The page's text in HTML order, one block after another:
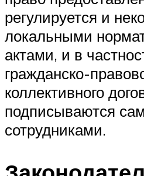
регулируется и
локальными
актами, и в
гражданско-
коллективного
подписываются
сотрудниками.